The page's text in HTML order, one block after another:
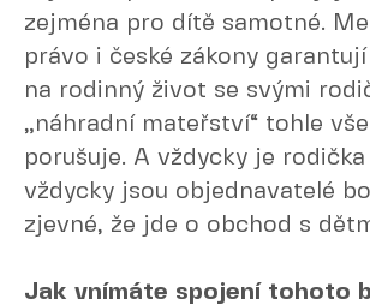
zejména pro dítě samotné.
právo i české zákony
na rodinný život se svými
„náhradní mateřství“ tohle
porušuje. A vždycky je rodička
vždycky jsou objednavatelé
zjevné, že jde o obchod s
Jak vnímáte spojení tohoto